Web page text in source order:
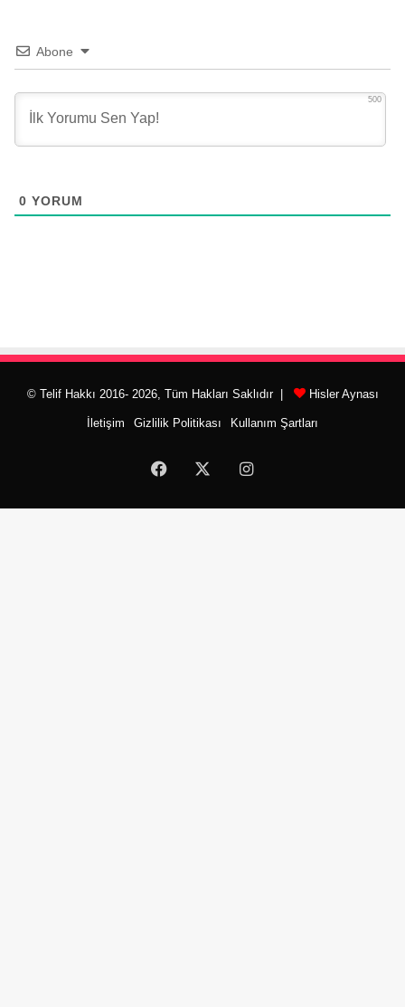
Abone
500
0 YORUM
© Telif Hakkı 2016- 2026, Tüm Hakları Saklıdır | Hisler Aynası
İletişim Gizlilik Politikası Kullanım Şartları
Facebook Instagram